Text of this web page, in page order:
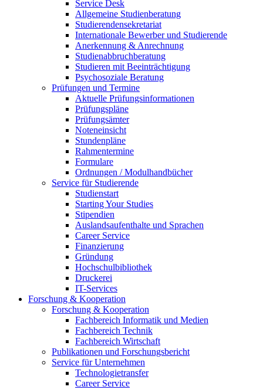
Service Desk
Allgemeine Studienberatung
Studierendensekretariat
Internationale Bewerber und Studierende
Anerkennung & Anrechnung
Studienabbruchberatung
Studieren mit Beeinträchtigung
Psychosoziale Beratung
Prüfungen und Termine
Aktuelle Prüfungsinformationen
Prüfungspläne
Prüfungsämter
Noteneinsicht
Stundenpläne
Rahmentermine
Formulare
Ordnungen / Modulhandbücher
Service für Studierende
Studienstart
Starting Your Studies
Stipendien
Auslandsaufenthalte und Sprachen
Career Service
Finanzierung
Gründung
Hochschulbibliothek
Druckerei
IT-Services
Forschung & Kooperation
Forschung & Kooperation
Fachbereich Informatik und Medien
Fachbereich Technik
Fachbereich Wirtschaft
Publikationen und Forschungsbericht
Service für Unternehmen
Technologietransfer
Career Service